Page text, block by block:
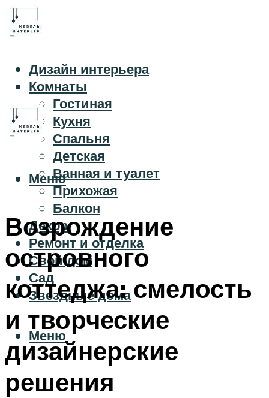
Дизайн интерьера
Комнаты
Гостиная
Кухня
Спальня
Детская
Ванная и туалет
Прихожая
Балкон
Декор
Ремонт и отделка
Свой дом
Сад
Звездные дома
Меню
Меню
Возрождение
островного
коттеджа: смелость
и творческие
дизайнерские
решения